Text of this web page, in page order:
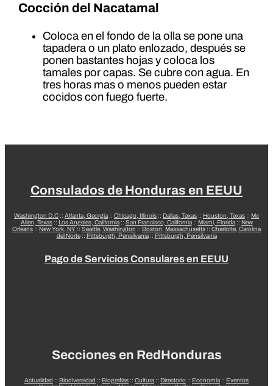
Cocción del Nacatamal
Coloca en el fondo de la olla se pone una
tapadera o un plato enlozado, después se
ponen bastantes hojas y coloca los
tamales por capas. Se cubre con agua. En
tres horas mas o menos pueden estar
cocidos con fuego fuerte.
Consulados de Honduras en EEUU
Washington D.C :: Atlanta, Georgia :: Chicago, Illinois :: Dallas, Texas :: Houston, Texas :: Mc
Allen, Texas:: Los Angeles, California:: San Francisco, California:: Miami, Florida:: New
Orleans :: New York, NY :: Seattle, Washington :: Boston, Massachusetts :: Charlotte, Carolina
del Norte:: Pittsburgh, Pensilvania:: Pittsburgh, Pensilvania
Pago de Servicios Consulares en EEUU
Secciones en RedHonduras
Actualidad :: Biodiversidad :: Biografías :: Cultura :: Directorio :: Economía :: Eventos